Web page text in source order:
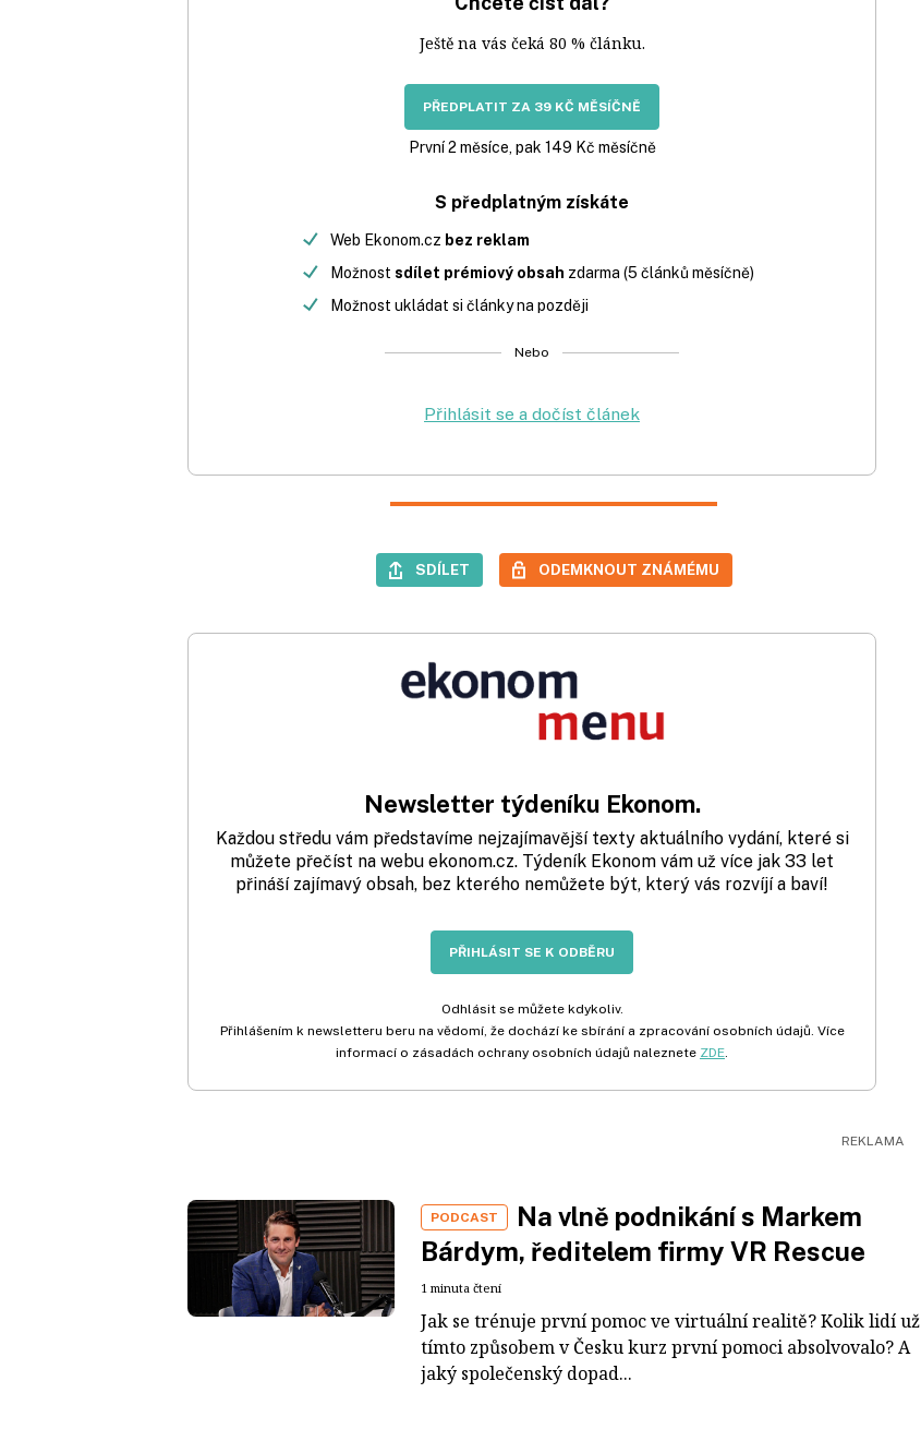
Ještě na vás čeká 80 % článku.
PŘEDPLATIT ZA 39 KČ MĚSÍČNĚ
První 2 měsíce, pak 149 Kč měsíčně
S předplatným získáte
Web Ekonom.cz bez reklam
Možnost sdílet prémiový obsah zdarma (5 článků měsíčně)
Možnost ukládat si články na později
Nebo
Přihlásit se a dočíst článek
SDÍLET ODEMKNOUT ZNÁMÉMU
Newsletter týdeníku Ekonom.
Každou středu vám představíme nejzajímavější texty aktuálního vydání, které si
můžete přečíst na webu ekonom.cz. Týdeník Ekonom vám už více jak 33 let
přináší zajímavý obsah, bez kterého nemůžete být, který vás rozvíjí a baví!
PŘIHLÁSIT SE K ODBĚRU
Odhlásit se můžete kdykoliv.
Přihlášením k newsletteru beru na vědomí, že dochází ke sbírání a zpracování osobních údajů. Více
informací o zásadách ochrany osobních údajů naleznete ZDE
PODCAST
Na vlně podnikání s Markem
Bárdym, ředitelem firmy VR Rescue
1 minuta čtení
Jak se trénuje první pomoc ve virtuální realitě? Kolik lidí už
tímto způsobem v Česku kurz první pomoci absolvovalo? A
jaký společenský dopad...